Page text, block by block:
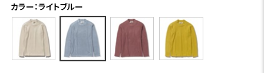
カラー：ライトブルー